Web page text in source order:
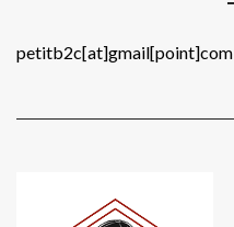
petitb2c[at]gmail[point]com